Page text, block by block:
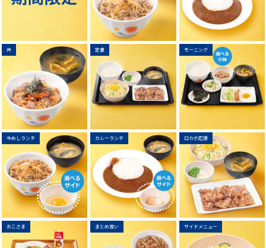
丼 定食 モーニング
牛めしランチ カレーランチ ロカボ応援
おこさま まとめ買い サイドメニュー